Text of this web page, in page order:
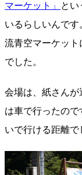
マーケット」
とい
いるらしいんで
流青空マーケッ
でした。
会場は、紙さんが
は車で行ったの
いで行ける距離で